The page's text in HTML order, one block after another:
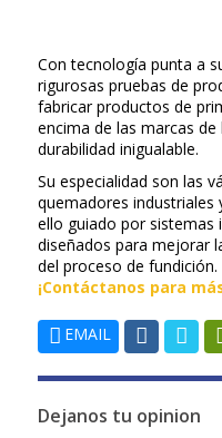
Con tecnología punta a
rigurosas pruebas de
fabricar productos de
encima de las marcas
durabilidad inigualable.
Su especialidad son las
quemadores industriales
ello guiado por sistemas
diseñados para mejorar
del proceso de fundición.
¡Contáctanos para
EMAIL
Dejanos tu opinion